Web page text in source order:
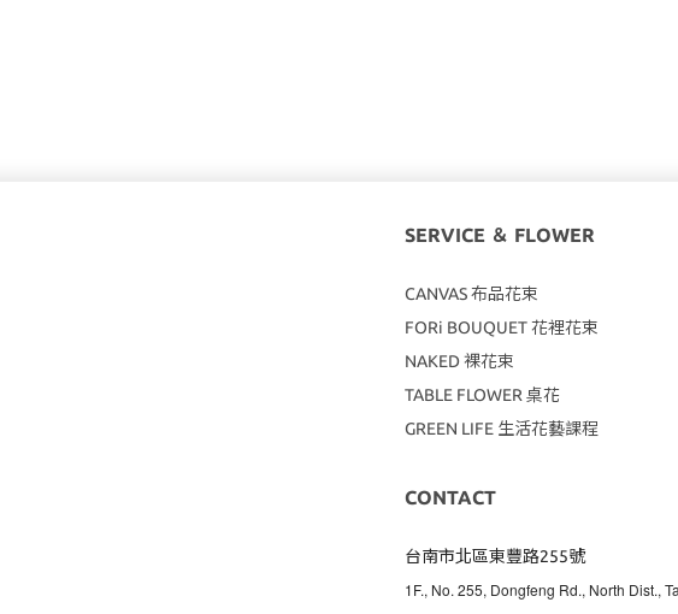
SERVICE ＆ FLOWER
CANVAS布品花束
FORi BOUQUET 花裡花束
NAKED 裸花束
TABLE FLOWER 桌花
GREEN LIFE 生活花藝課程
CONTACT
台南市北區東豐路255號
1F., No. 255, Dongfeng Rd., North Dist.,